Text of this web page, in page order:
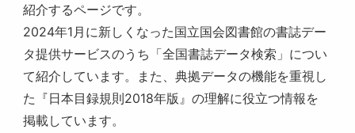
紹介するページです。
2024年1月に新しくなった国立国会図書館の書誌デー
タ提供サービスのうち「全国書誌データ検索」につい
て紹介しています。また、典拠データの機能を重視し
た『日本目録規則2018年版』の理解に役立つ情報を
掲載しています。